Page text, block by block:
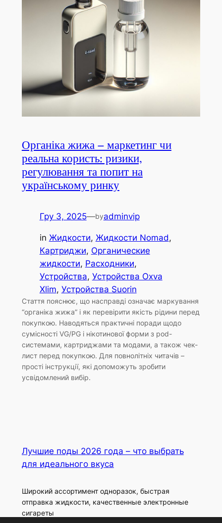
Органіка жижа – маркетинг чи
реальна користь: ризики,
регулювання та попит на
українському ринку
Гру 3, 2025—byadminvip
in Жидкости, Жидкости Nomad
Картриджи, Органические
жидкости, Расходники
Устройства, Устройства Oxva
Xlim, Устройства Suorin
Стаття пояснює, що насправді означає маркування
“органіка жижа” і як перевірити якість рідини перед
покупкою. Наводяться практичні поради щодо
сумісності VG/PG і нікотинової форми з pod-
системами, картриджами та модами, а також чек-
лист перед покупкою. Для повнолітніх читачів –
прості інструкції, які допоможуть зробити
усвідомлений вибір.
Лучшие поды 2026 года – что выбрать
для идеального вкуса
Широкий ассортимент одноразок, быстрая
отправка жидкости, качественные электронные
сигареты